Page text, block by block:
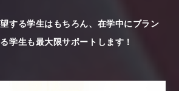
する学生はもちろん、在学中にブラン
学生も最大限サポートします！